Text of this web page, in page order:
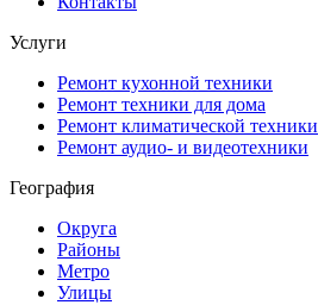
Услуги
Ремонт кухонной техники
Ремонт техники для дома
Ремонт климатической техники
Ремонт аудио- и видеотехники
География
Округа
Районы
Метро
Улицы